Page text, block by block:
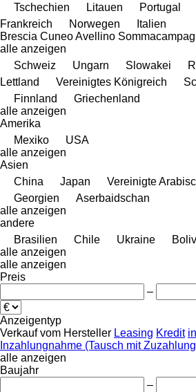
Tschechien
Litauen Portugal
Frankreich
Norwegen
Italien
Brescia CuneoAvellino
alle anzeigen
Schweiz
Ungarn Slowakei
Lettland
Vereinigtes Königreich
Finnland
Griechenland
alle anzeigen
Amerika
Mexiko
USA
alle anzeigen
Asien
China
Japan Vereinigte
Georgien
Aserbaidschan
alle anzeigen
andere
Brasilien
Chile Ukraine
alle anzeigen
alle anzeigen
Preis
–
Anzeigentyp
Verkauf vom Hersteller Leasing Kredit
Inzahlungnahme (Tausch mit
alle anzeigen
Baujahr
–